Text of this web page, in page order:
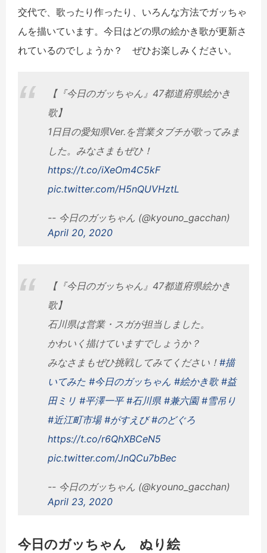
交代で、歌ったり作ったり、いろんな方法でガッちゃ
んを描いています。今日はどの県の絵かき歌が更新さ
れているのでしょうか？ ぜひお楽しみください。
【『今日のガッちゃん』47都道府県絵かき
歌】
1日目の愛知県Ver.を営業タブチが歌ってみま
した。みなさまもぜひ！
https://t.co/iXeOm4C5kF
pic.twitter.com/H5nQUVHztL
-- 今日のガッちゃん (@kyouno_gacchan)
April 20, 2020
【『今日のガッちゃん』47都道府県絵かき
歌】
石川県は営業・スガが担当しました。
かわいく描けていますでしょうか？
みなさまもぜひ挑戦してみてください！ #描
いてみた #今日のガッちゃん #絵かき歌 #益
田ミリ #平澤一平 #石川県 #兼六園 #雪吊り
#近江町市場 #がすえび #のどぐろ
https://t.co/r6QhXBCeN5
pic.twitter.com/JnQCu7bBec
-- 今日のガッちゃん (@kyouno_gacchan)
April 23, 2020
今日のガッちゃん ぬり絵